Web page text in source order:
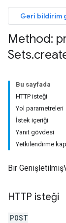
Geri bildirim
Method:
Sets.
Bu sayfada
HTTP isteği
Yol parametreleri
İstek içeriği
Yanıt gövdesi
Yetkilendirme
Bir
HTTP isteği
POST